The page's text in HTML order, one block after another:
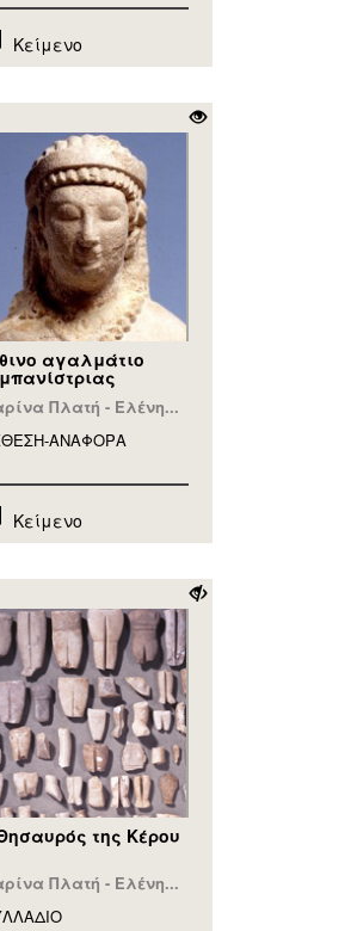
Κείμενο
αγαλμάτιο
Πλατή - Ελένη...
ΑΝΑΦΟΡA
Κείμενο
της Κέρου
Πλατή - Ελένη...